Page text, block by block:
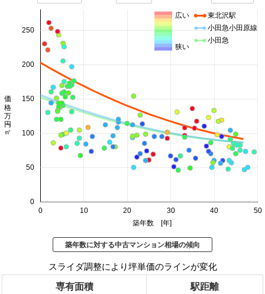
0 10 20 30 40 50
0
50
100
150
200
250
築年数 [年]
価格 万円/㎡
東北沢駅
小田急小田原線
小田急
広い
狭い
築年数に対する中古マンション相場の傾向
スライダ調整により坪単価のラインが変化
専有面積 駅距離